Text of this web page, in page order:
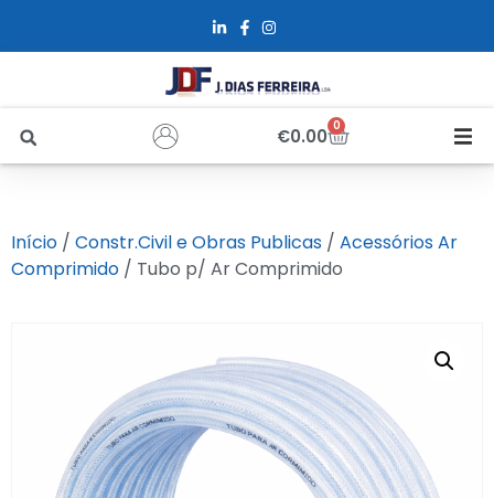
€0.00 0
Sobre Nós
Alfus
Recrutamento
Contactos
Início / Constr.Civil e Obras Publicas / Acessórios Ar
Comprimido / Tubo p/ Ar Comprimido